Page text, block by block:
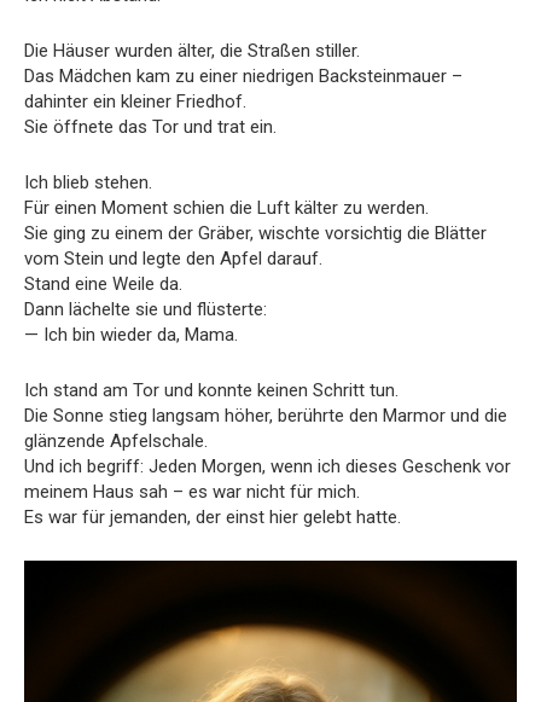
Die Häuser wurden älter, die Straßen stiller.
Das Mädchen kam zu einer niedrigen Backsteinmauer –
dahinter ein kleiner Friedhof.
Sie öffnete das Tor und trat ein.
Ich blieb stehen.
Für einen Moment schien die Luft kälter zu werden.
Sie ging zu einem der Gräber, wischte vorsichtig die Blätter
vom Stein und legte den Apfel darauf.
Stand eine Weile da.
Dann lächelte sie und flüsterte:
— Ich bin wieder da, Mama.
Ich stand am Tor und konnte keinen Schritt tun.
Die Sonne stieg langsam höher, berührte den Marmor und die
glänzende Apfelschale.
Und ich begriff: Jeden Morgen, wenn ich dieses Geschenk vor
meinem Haus sah – es war nicht für mich.
Es war für jemanden, der einst hier gelebt hatte.